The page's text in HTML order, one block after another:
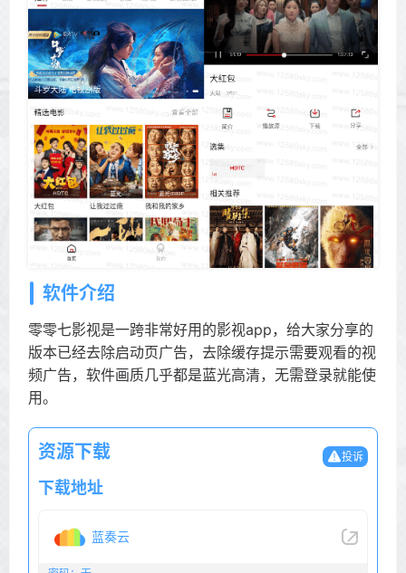
软件介绍
零零七影视是一跨非常好用的影视app，给大家分享的
版本已经去除启动页广告，去除缓存提示需要观看的视
频广告，软件画质几乎都是蓝光高清，无需登录就能使
用。
资源下载 投诉
下载地址
蓝奏云